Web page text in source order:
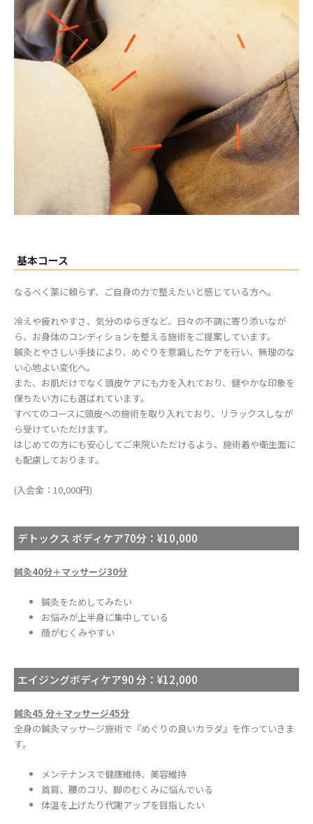
基本コース
なるべく薬に頼らず、ご自身の力で整えたいと感じている方へ。
冷えや疲れやすさ、気分のゆらぎなど、日々の不調に寄り添いなが
ら、お身体のコンディションを整える施術をご提案しています。
鍼灸とやさしい手技により、めぐりを意識したケアを行い、無理のな
い心地よい変化へ。
また、お肌だけでなく頭皮ケアにも力を入れており、健やかな印象を
保ちたい方にも選ばれています。
すべてのコースに頭皮への施術を取り入れており、リラックスしなが
ら受けていただけます。
はじめての方にも安心してご来院いただけるよう、施術着や衛生面に
も配慮しております。
(入会金：10,000円)
デトックス ボディケア70分：¥10,000
鍼灸40分＋マッサージ30分
鍼灸をためしてみたい
お悩みが上半身に集中している
顔がむくみやすい
エイジングボディケア90 分：¥12,000
鍼灸45 分＋マッサージ45分
全身の鍼灸マッサージ施術で『めぐりの良いカラダ』を作っていきま
す。
メンテナンスで健康維持、美容維持
首肩、腰のコリ、脚のむくみに悩んでいる
体温を上げたり代謝アップを目指したい